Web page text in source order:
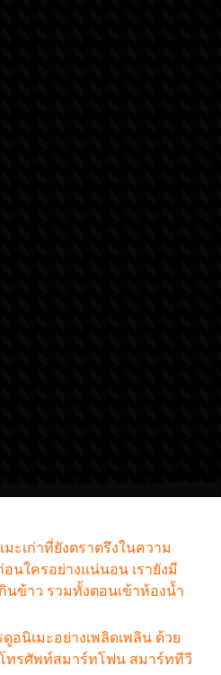
ข้างๆ
นใส่ซะ
ซับไทย
ะเก่าที่ยังตราตรึงในความ
นใครอย่างแน่นอน เรายังมี
ข้าว รวมทั้งตอนเข้าห้องน้ำ
นิเมะอย่างเพลิดเพลิน ด้วย
ทรศัพท์สมาร์ทโฟน สมาร์ททีวี